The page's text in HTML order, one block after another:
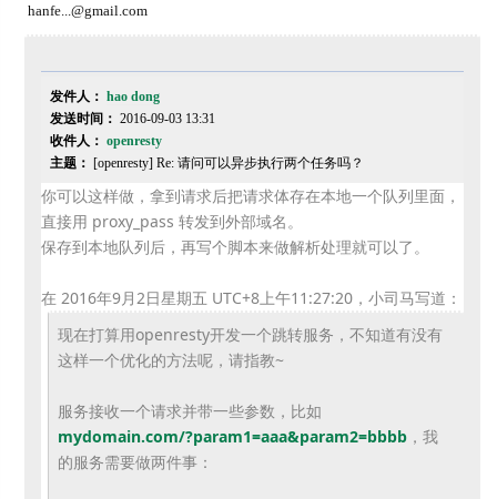
hanfe...@gmail.com
发件人： hao dong
发送时间： 2016-09-03 13:31
收件人： openresty
主题： [openresty] Re: 请问可以异步执行两个任务吗？
你可以这样做，拿到请求后把请求体存在本地一个队列里面，
直接用 proxy_pass 转发到外部域名。
保存到本地队列后，再写个脚本来做解析处理就可以了。
在 2016年9月2日星期五 UTC+8上午11:27:20，小司马写道：
现在打算用openresty开发一个跳转服务， 不知道有没有
这样一个优化的方法呢，请指教~
服务接收一个请求并带一些参数，比如
mydomain.com/?param1=aaa&param2=bbbb，我
的服务需要做两件事：